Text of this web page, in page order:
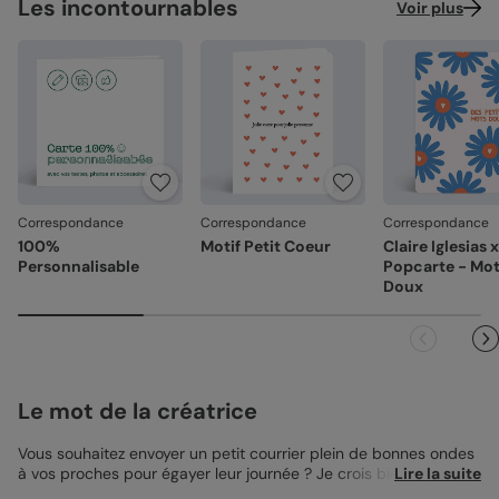
Les incontournables Voir plus
Correspondance
100%
Personnalisable
Correspondance
Motif Petit Coeur
Correspondance
Claire Iglesias x
Popcarte -
Doux
Le mot de la créatrice
Vous souhaitez envoyer un petit courrier plein de bonnes ondes
à vos proches pour égayer leur journée ? Je crois bien que la
Lire la suite